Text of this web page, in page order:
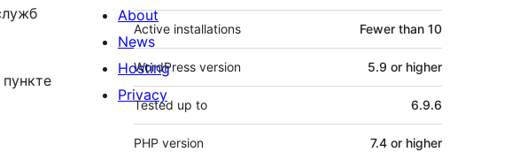
Active installations Fewer than 10
WordPress version 5.9 or higher
Tested up to 6.9.6
PHP version 7.4 or higher
About
News
Hosting
Privacy